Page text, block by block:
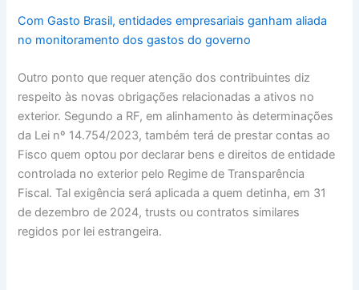
Com Gasto Brasil, entidades empresariais ganham aliada
no monitoramento dos gastos do governo
Outro ponto que requer atenção dos contribuintes diz
respeito às novas obrigações relacionadas a ativos no
exterior. Segundo a RF, em alinhamento às determinações
da Lei nº 14.754/2023, também terá de prestar contas ao
Fisco quem optou por declarar bens e direitos de entidade
controlada no exterior pelo Regime de Transparência
Fiscal. Tal exigência será aplicada a quem detinha, em 31
de dezembro de 2024, trusts ou contratos similares
regidos por lei estrangeira.